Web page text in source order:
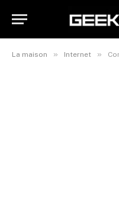
La maison » Internet »